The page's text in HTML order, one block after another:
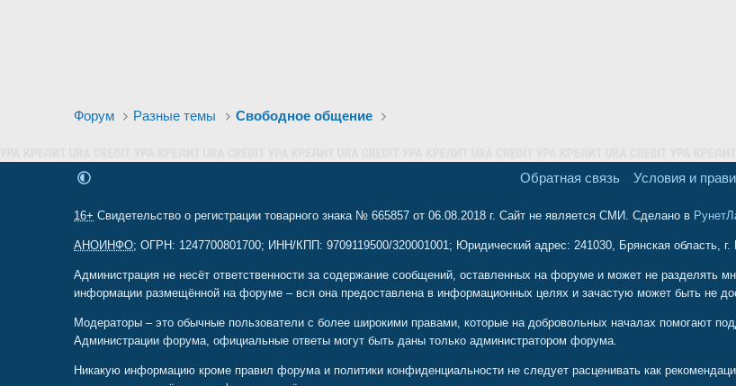
Форум Разные темы Свободное общение
Обратная связь Условия и
16+ Свидетельство о регистрации товарного знака № 665857 от 06.08.2018 г. Сайт не является СМИ. Сделано в
АНОИНФО; ОГРН: 1247700801700; ИНН/КПП: 9709119500/320001001; Юридический адрес: 241030, Брянская область,
Администрация не несёт ответственности за содержание сообщений, оставленных на форуме и может не разделять
информации размещённой на форуме – вся она предоставлена в информационных целях и зачастую может быть не
Модераторы – это обычные пользователи с более широкими правами, которые на добровольных началах помогают
Администрации форума, официальные ответы могут быть даны только администратором форума.
Никакую информацию кроме правил форума и политики конфиденциальности не следует расценивать как